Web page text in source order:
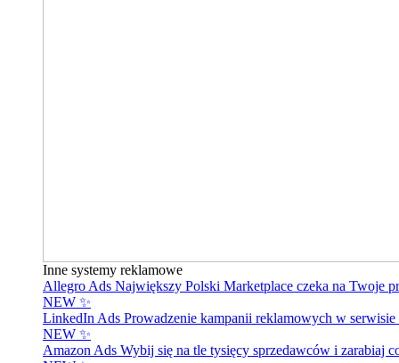
Inne systemy reklamowe
Allegro Ads Największy Polski Marketplace czeka na Twoje
NEW ✨
LinkedIn Ads Prowadzenie kampanii reklamowych w
NEW ✨
Amazon Ads Wybij się na tle tysięcy sprzedawców i zarabiaj